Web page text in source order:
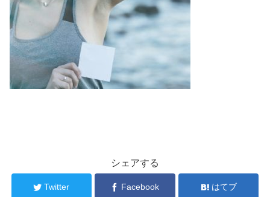
シェアする
Twitter Facebook はてブ